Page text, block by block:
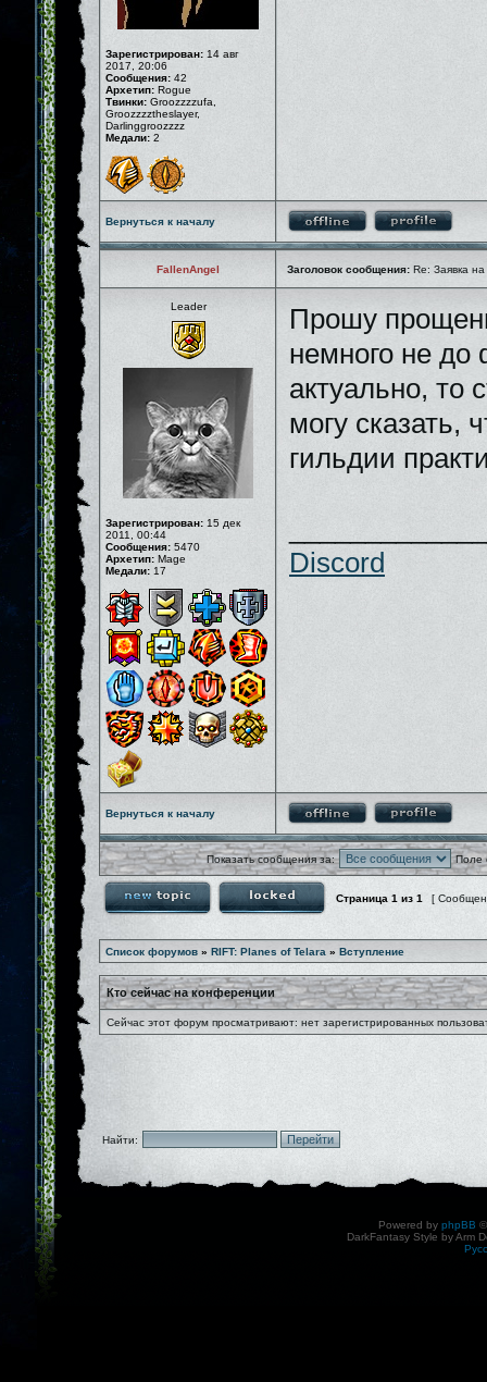
Зарегистрирован: 14 авг
2017, 20:06
Сообщения: 42
Архетип: Rogue
Твинки: Groozzzzufa,
Groozzzztheslayer,
Darlinggroozzzz
Медали: 2
Вернуться к началу
FallenAngel Заголовок сообщения: Re: Заявка
Leader
Зарегистрирован: 15 дек
2011, 00:44
Сообщения: 5470
Архетип: Mage
Медали: 17
Прошу
немного не
актуально, то
могу сказать,
гильдии
Discord
Вернуться к началу
Показать сообщения за: Поле
Страница 1 из 1 [
Список форумов » RIFT: Planes of Telara » Вступление
Кто сейчас на конференции
Сейчас этот форум просматривают: нет зарегистрированных
Найти:
Powered by phpBB
DarkFantasy Style by Arm